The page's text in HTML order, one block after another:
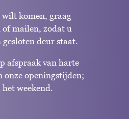
wilt komen, graag
of mailen, zodat u
gesloten deur staat.
afspraak van harte
onze openingstijden;
weekend.